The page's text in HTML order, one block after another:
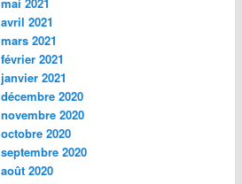
avril 2021
mars 2021
février 2021
janvier 2021
décembre 2020
novembre 2020
octobre 2020
septembre 2020
août 2020